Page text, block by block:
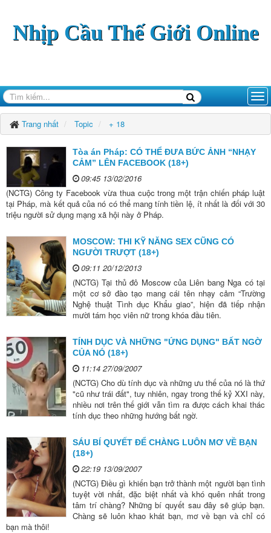
Nhịp Cầu Thế Giới Online
Trang nhất Topic + 18
Tòa án Pháp: CÓ THỂ ĐƯA BỨC ẢNH “NHẠY
CẢM” LÊN FACEBOOK (18+)
09:45 13/02/2016
(NCTG) Công ty Facebook vừa thua cuộc trong một trận chiến pháp luật
tại Pháp, mà kết quả của nó có thể mang tính tiền lệ, ít nhất là đối với 30
triệu người sử dụng mạng xã hội này ở Pháp.
MOSCOW: THI KỸ NĂNG SEX CŨNG CÓ
NGƯỜI TRƯỢT (18+)
09:11 20/12/2013
(NCTG) Tại thủ đô Moscow của Liên bang Nga có tại
một cơ sở đào tạo mang cái tên nhạy cảm “Trường
Nghệ thuật Tình dục Khẩu giao”, hiện đã tiếp nhận
mười tám học viên nữ trong khóa đầu tiên.
TÍNH DỤC VÀ NHỮNG "ỨNG DỤNG" BẤT NGỜ
CỦA NÓ (18+)
11:14 27/09/2007
(NCTG) Cho dù tính dục và những ưu thế của nó là thứ
"cũ như trái đất", tuy nhiên, ngay trong thế kỷ XXI này,
nhiều nơi trên thế giới vẫn tìm ra được cách khai thác
tính dục theo những hướng bất ngờ.
SÁU BÍ QUYẾT ĐỂ CHÀNG LUÔN MƠ VỀ BẠN
(18+)
22:19 13/09/2007
(NCTG) Điều gì khiến bạn trở thành một người bạn tình
tuyệt vời nhất, đặc biệt nhất và khó quên nhất trong
tâm trí chàng? Những bí quyết sau đây sẽ giúp bạn.
Chàng sẽ luôn khao khát bạn, mơ về bạn và chỉ có
bạn mà thôi!